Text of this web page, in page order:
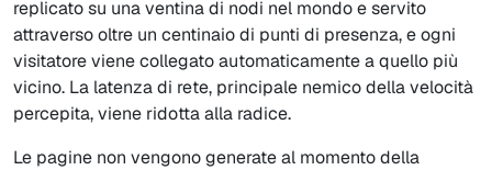
replicato su una ventina di nodi nel mondo e servito
attraverso oltre un centinaio di punti di presenza, e ogni
visitatore viene collegato automaticamente a quello più
vicino. La latenza di rete, principale nemico della velocità
percepita, viene ridotta alla radice.
Le pagine non vengono generate al momento della